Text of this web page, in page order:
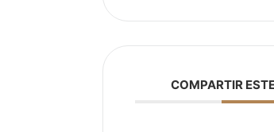
COMPARTIR